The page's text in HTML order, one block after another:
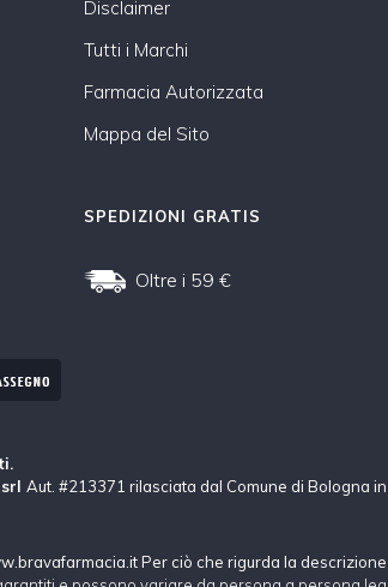
Disclaimer
Tutti i Marchi
Farmacia Autorizzata
Mappa del Sito
SPEDIZIONI GRATIS
Oltre i 59 €
Aut. #213371 rilasciata dal Comune di Bologna
Per ciò che rigurda la